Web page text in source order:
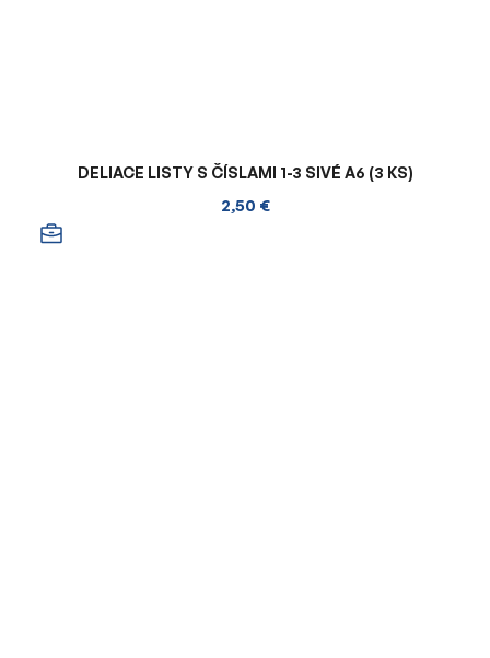
DELIACE LISTY S ČÍSLAMI 1-3 SIVÉ A6 (3 KS)
2,50 €